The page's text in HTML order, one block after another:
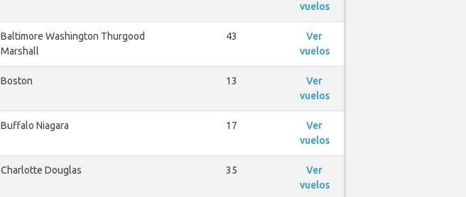
vuelos
Baltimore Washington Thurgood
Marshall
43
Ver
vuelos
Boston 13
Ver
vuelos
Buffalo Niagara 17
Ver
vuelos
Charlotte Douglas 35
Ver
vuelos